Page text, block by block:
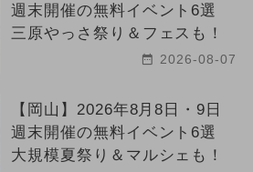
週末開催の無料イベント6選
三原やっさ祭り＆フェスも！
2026-08-07
【岡山】2026年8月8日・9日
週末開催の無料イベント6選
大規模夏祭り＆マルシェも！